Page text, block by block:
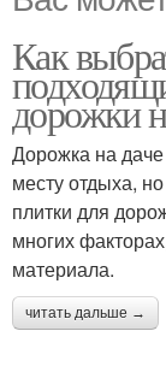
Как
дорожки
Дорожка на даче
месту отдыха,
плитки для
многих
материала.
читать дальше →